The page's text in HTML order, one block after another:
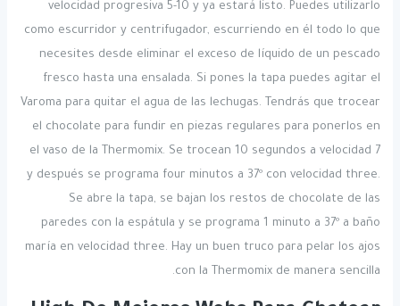
velocidad progresiva 5-10 y ya estará listo. Puedes utilizarlo
como escurridor y centrifugador, escurriendo en él todo lo que
necesites desde eliminar el exceso de líquido de un pescado
fresco hasta una ensalada. Si pones la tapa puedes agitar el
Varoma para quitar el agua de las lechugas. Tendrás que trocear
el chocolate para fundir en piezas regulares para ponerlos en
el vaso de la Thermomix. Se trocean 10 segundos a velocidad 7
y después se programa four minutos a 37º con velocidad three.
Se abre la tapa, se bajan los restos de chocolate de las
paredes con la espátula y se programa 1 minuto a 37º a baño
maría en velocidad three. Hay un buen truco para pelar los ajos
con la Thermomix de manera sencilla.